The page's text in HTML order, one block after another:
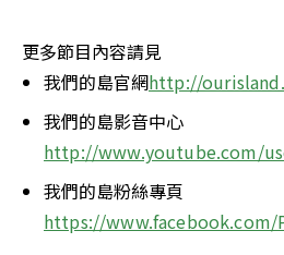
更多節目內容請見
我們的島官網http://
我們的島影音中心
http://www.youtube.com/
我們的島粉絲專頁
https://www.facebook.com/